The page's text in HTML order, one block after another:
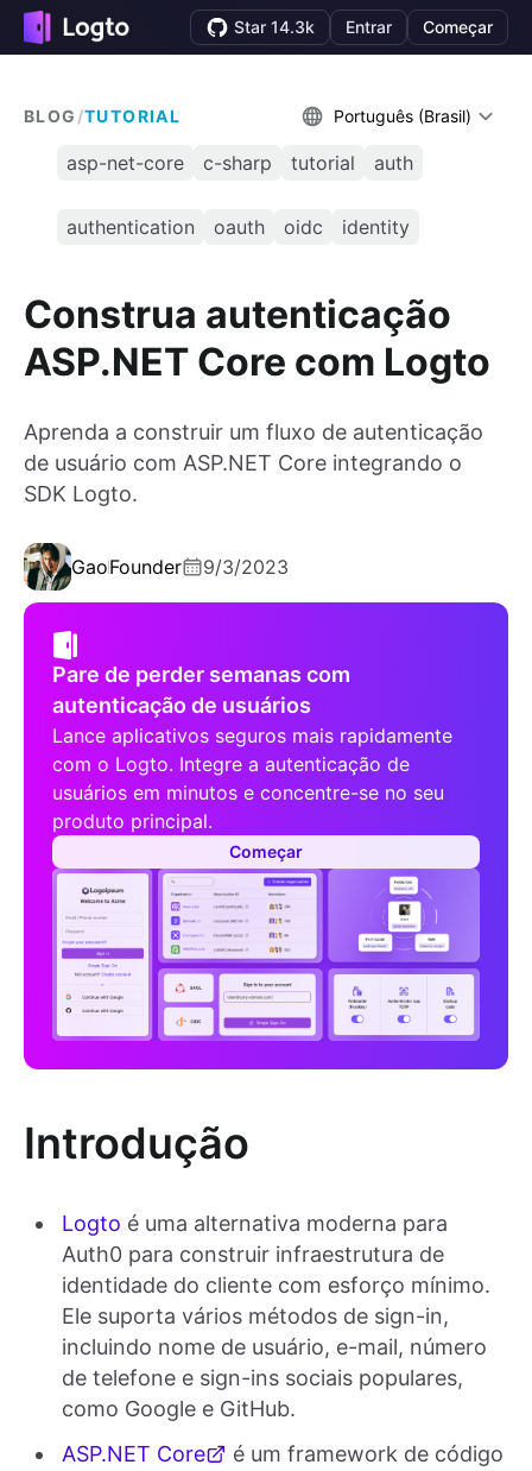
Star 14.3k Entrar Começar
BLOG /TUTORIAL Português (Brasil)
asp-net-core c-sharp tutorial auth
authentication oauth oidc identity
Construa autenticação
ASP.NET Core com Logto
Aprenda a construir um fluxo de autenticação
de usuário com ASP.NET Core integrando o
SDK Logto.
GaoFounder 9/3/2023
Pare de perder semanas com
autenticação de usuários
Lance aplicativos seguros mais rapidamente
com o Logto. Integre a autenticação de
usuários em minutos e concentre-se no seu
produto principal.
Começar
Introdução
Logto é uma alternativa moderna para
Auth0 para construir infraestrutura de
identidade do cliente com esforço mínimo.
Ele suporta vários métodos de sign-in,
incluindo nome de usuário, e-mail, número
de telefone e sign-ins sociais populares,
como Google e GitHub.
ASP.NET Core
é um framework de código